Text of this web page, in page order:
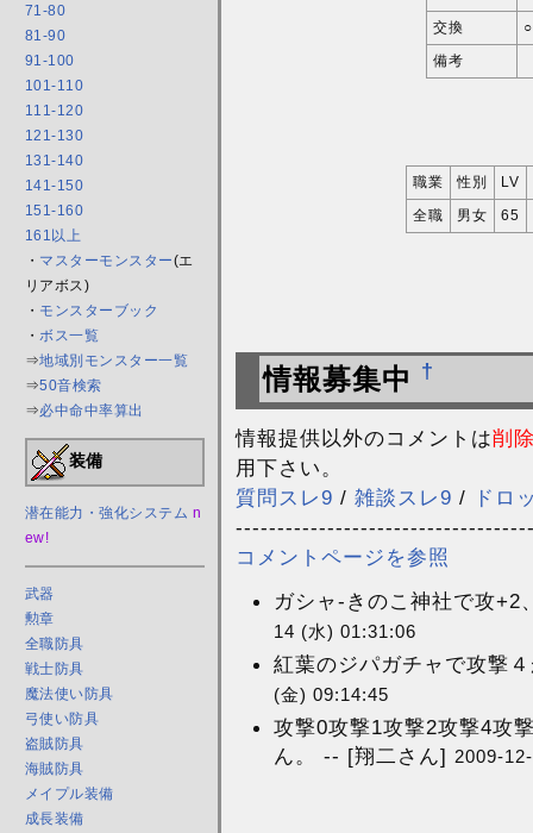
71-80
81-90
91-100
101-110
111-120
121-130
131-140
141-150
151-160
161以上
・ マスターモンスター(エ
リアボス)
・ モンスターブック
・ ボス一覧
⇒地域別モンスター一覧
⇒50音検索
⇒必中命中率算出
装備
潜在能力・強化システム n
ew!
武器
勲章
全職防具
戦士防具
魔法使い防具
弓使い防具
盗賊防具
海賊防具
メイプル装備
成長装備
交換
○
備考
職業 性別 LV
全職
男女 65
情報募集中 †
情報提供以外のコメントは削
用下さい。
質問スレ9 / 雑談スレ9 /
ドロ
コメントページを参照
ガシャ-きのこ神社で攻
14 (水) 01:31:06
紅葉のジパガチャで攻撃
(金) 09:14:45
攻撃0攻撃1攻撃2攻撃4攻
ん。 -- [翔二さん] 2009-